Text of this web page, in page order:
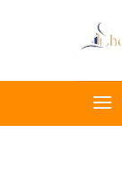
dung